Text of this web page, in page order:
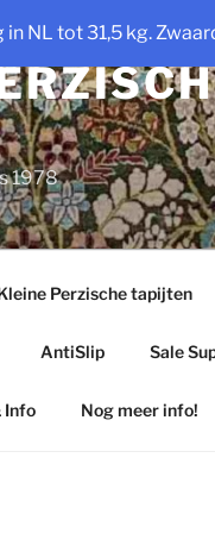
NL tot 31,5 kg.
1978
Perzische tapijten
AntiSlip Sale
Info Nog meer info!